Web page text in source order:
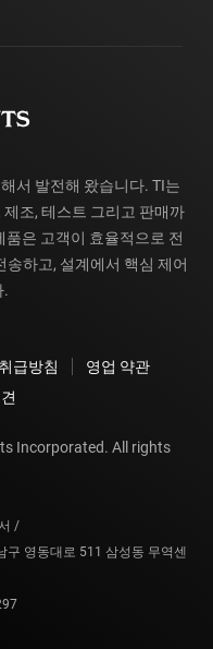
서 발전해 왔습니다. TI는
조, 테스트 그리고 판매까
은 고객이 효율적으로 전
송하고, 설계에서 핵심 제어
.
급방침
영업 약관
Incorporated. All rights
/
구 영동대로 511 삼성동 무역센